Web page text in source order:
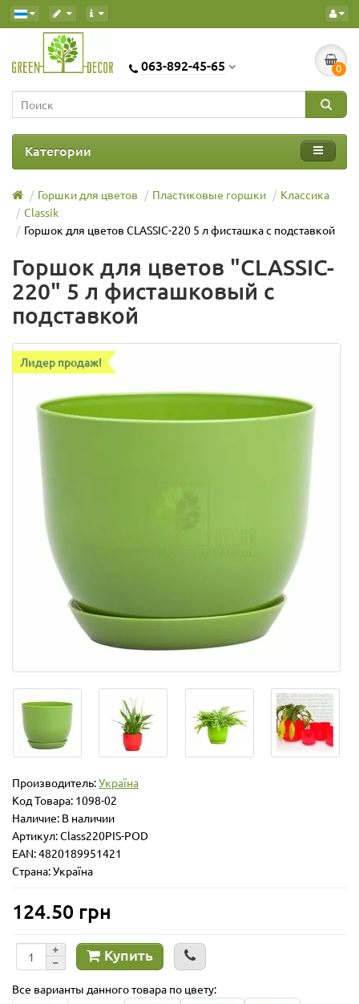
063-892-45-65 0
Категории
Горшки для цветов Пластиковые горшки
Классика
Classik
Горшок для цветов CLASSIC-220 5 л фисташка с подставкой
Горшок для цветов "CLASSIC-
220" 5 л фисташковый с
подставкой
Лидер продаж!
Производитель:Україна
Код Товара: 1098-02
Наличие: В наличии
Артикул: Class220PIS-POD
EAN: 4820189951421
Страна: Україна
124.50 грн
Купить
Все варианты данного товара по цвету: